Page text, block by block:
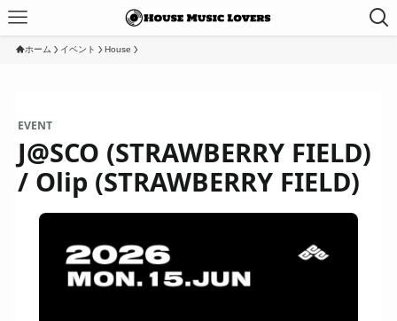
ホーム イベント House
EVENT
J@SCO (STRAWBERRY FIELD)
/ Olip (STRAWBERRY FIELD)